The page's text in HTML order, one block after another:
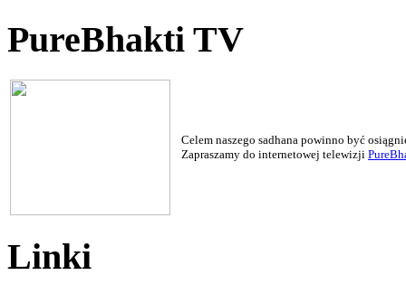
PureBhakti TV
Celem naszego sadhana powinno być
Zapraszamy do internetowej telewizji
Linki